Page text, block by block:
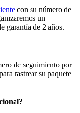
con su número de
un
garantía de 2 años.
de seguimiento por
rastrear su paquete